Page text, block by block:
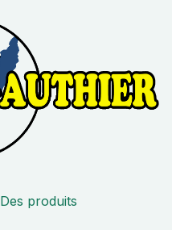
Des produits